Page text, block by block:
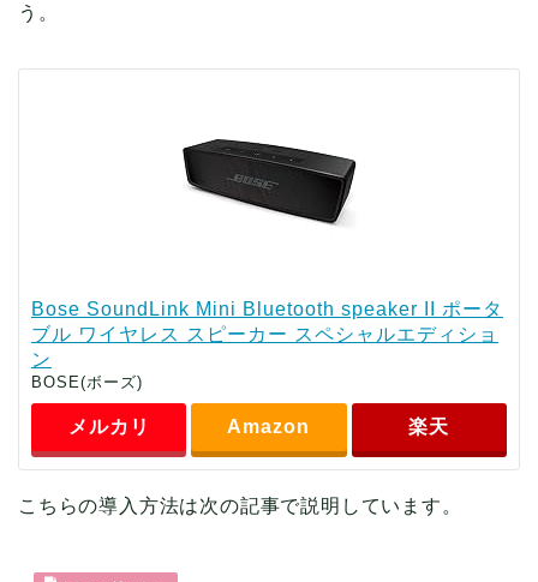
う。
Bose SoundLink Mini Bluetooth speaker II ポータ
ブル ワイヤレス スピーカー スペシャルエディショ
ン
BOSE(ボーズ)
メルカリ Amazon 楽天
こちらの導入方法は次の記事で説明しています。